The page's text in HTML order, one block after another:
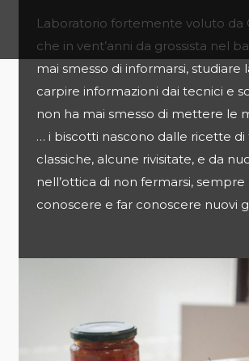
Laboratorio fortemente voluto da
che in vent’anni da grossista nel
mai smesso di informarsi, studiare
carpire informazioni dai tecnici e
non ha mai smesso di mettere le
… i biscotti nascono dalle ricette di
classiche, alcune rivisitate, e da
nell’ottica di non fermarsi, sempre
conoscere e far conoscere nuovi